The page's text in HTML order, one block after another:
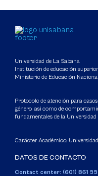
Universidad de La Sabana
Institución de educación
Ministerio de Educación Nacional
Protocolo de atención para
género, así como de
fundamentales de la Universidad
Carácter Académico: Universidad
DATOS DE CONTACTO
Contact center: (601) 861